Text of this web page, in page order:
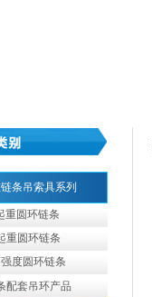
条吊索具系列
重圆环链条
重圆环链条
度圆环链条
配套吊环产品